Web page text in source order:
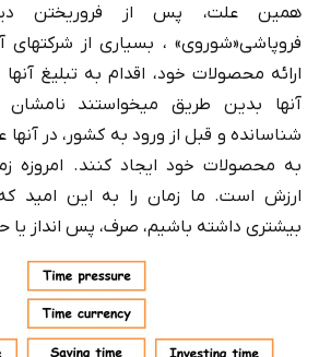
همین علت، پس از فروریختن
فروپاشی«شوروی» ، بسیاری از شرکتهای
ارائه محصولات خود، اقدام به تبلیغ
آنها بدین طریق میخواستند نامشان
شناسانده و قبل از ورود به کشور، در
به محصولات خود ایجاد کنند. امروزه
ارزش است. ما زمان را به این امید
بیشتری داشته باشیم، صرف، پس انداز یا